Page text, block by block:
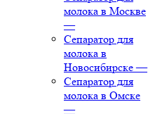
молока в Москве
—
Сепаратор для
молока в
Новосибирске —
Сепаратор для
молока в Омске
—